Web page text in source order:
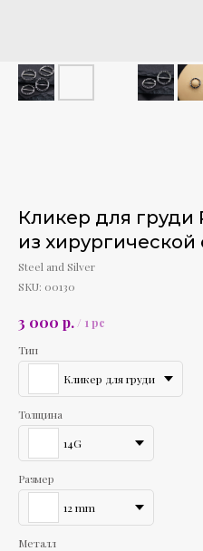
Кликер для груди
из хирургической
Steel and Silver
SKU: 00130
3 000 р. / 1 pc
Тип
Кликер для груди
Толщина
14G
Размер
12 mm
Металл